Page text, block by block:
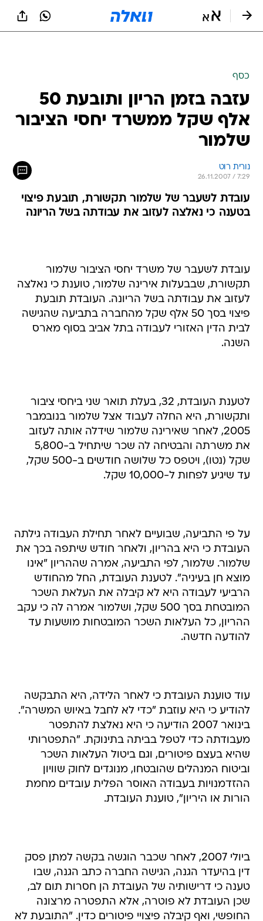
כסף
עזבה בזמן הריון ותובעת 50
אלף שקל ממשרד יחסי הציבור
שלמור
נורית רוט
26.11.2007 / 7:29
עובדת לשעבר של שלמור תקשורת, תובעת פיצוי
בטענה כי נאלצה לעזוב את עבודתה בשל הריונה
עובדת לשעבר של משרד יחסי הציבור שלמור
תקשורת, שבבעלות אירינה שלמור, טוענת כי נאלצה
לעזוב את עבודתה בשל הריונה. העובדת תובעת
פיצוי בסך 50 אלף שקל מהחברה בתביעה שהגישה
לבית הדין האזורי לעבודה בתל אביב בסוף מארס
השנה.
לטענת העובדת, 32, בעלת תואר שני ביחסי ציבור
ותקשורת, היא החלה לעבוד אצל שלמור בנובמבר
2005, לאחר שאירינה שלמור שידלה אותה לעזוב
את משרתה והבטיחה לה שכר שיתחיל ב-5,800
שקל (נטו), ויטפס כל שלושה חודשים ב-500 שקל,
עד שיגיע לפחות ל-10,000 שקל.
על פי התביעה, שבועיים לאחר תחילת העבודה גילתה
העובדת כי היא בהריון, ולאחר חודש שיתפה בכך את
שלמור. שלמור, לפי התביעה, אמרה שההריון "אינו
מוצא חן בעיניה". לטענת העובדת, החל מהחודש
הרביעי לעבודה היא לא קיבלה את העלאת השכר
המובטחת בסך 500 שקל, ושלמור אמרה לה כי עקב
ההריון, כל העלאות השכר המובטחות מושעות עד
להודעה חדשה.
עוד טוענת העובדת כי לאחר הלידה, היא התבקשה
להודיע כי היא עוזבת "כדי לא לחבל באיוש המשרה".
בינואר 2007 הודיעה כי היא נאלצת להתפטר
מעבודתה כדי לטפל בביתה בתינוקת. "התפטרותי
שהיא בעצם פיטורים, וגם ביטול העלאות השכר
וביטוח המנהלים שהובטחו, מנוגדים לחוק שוויון
ההזדמנויות בעבודה האוסר הפלית עובדים מחמת
הורות או היריון", טוענת העובדת.
ביולי 2007, לאחר שכבר הוגשה בקשה למתן פסק
דין בהיעדר הגנה, הגישה החברה כתב הגנה, שבו
טענה כי דרישותיה של העובדת הן חסרות תום לב,
שכן העובדת לא פוטרה, אלא התפטרה מרצונה
החופשי, ואף קיבלה פיצויי פיטורים כדין. "התובעת לא